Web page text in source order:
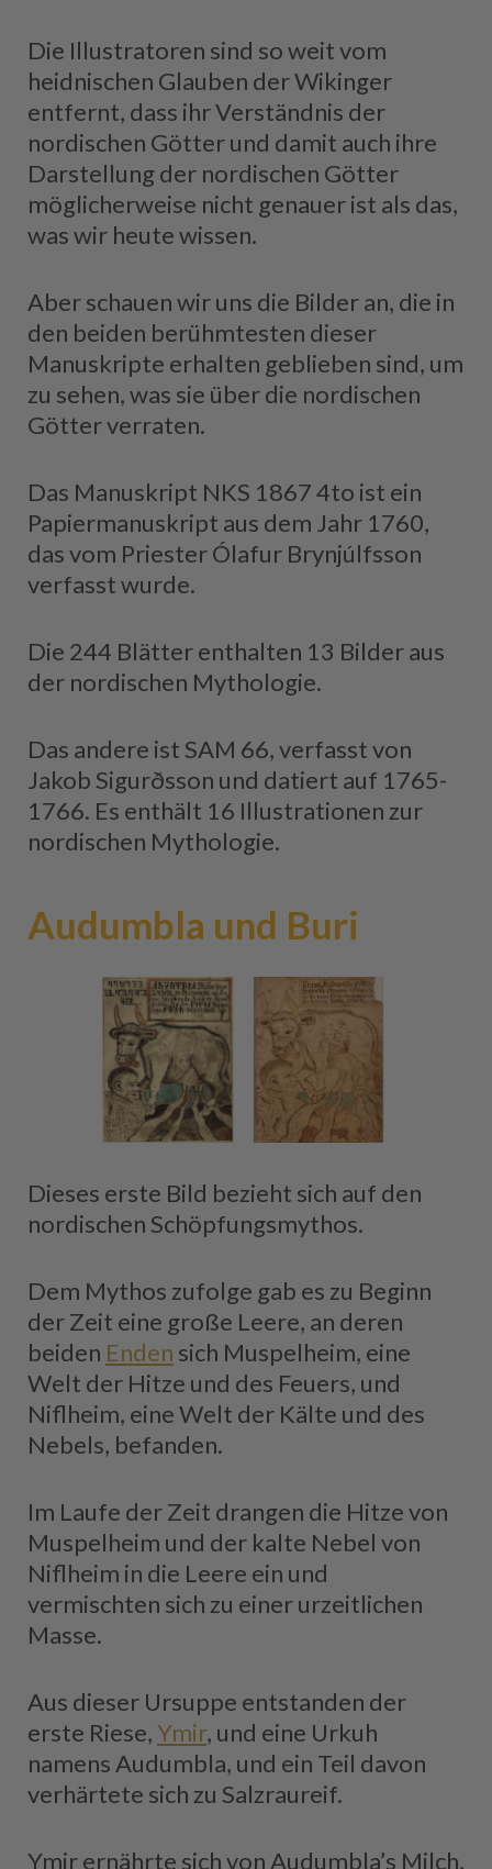
Die Illustratoren sind so weit vom
heidnischen Glauben der Wikinger
entfernt, dass ihr Verständnis der
nordischen Götter und damit auch ihre
Darstellung der nordischen Götter
möglicherweise nicht genauer ist als das,
was wir heute wissen.
Aber schauen wir uns die Bilder an, die in
den beiden berühmtesten dieser
Manuskripte erhalten geblieben sind, um
zu sehen, was sie über die nordischen
Götter verraten.
Das Manuskript NKS 1867 4to ist ein
Papiermanuskript aus dem Jahr 1760,
das vom Priester Ólafur Brynjúlfsson
verfasst wurde.
Die 244 Blätter enthalten 13 Bilder aus
der nordischen Mythologie.
Das andere ist SAM 66, verfasst von
Jakob Sigurðsson und datiert auf 1765-
1766. Es enthält 16 Illustrationen zur
nordischen Mythologie.
Audumbla und Buri
Dieses erste Bild bezieht sich auf den
nordischen Schöpfungsmythos.
Dem Mythos zufolge gab es zu Beginn
der Zeit eine große Leere, an deren
beiden Enden sich Muspelheim, eine
Welt der Hitze und des Feuers, und
Niflheim, eine Welt der Kälte und des
Nebels, befanden.
Im Laufe der Zeit drangen die Hitze von
Muspelheim und der kalte Nebel von
Niflheim in die Leere ein und
vermischten sich zu einer urzeitlichen
Masse.
Aus dieser Ursuppe entstanden der
erste Riese,Ymir, und eine Urkuh
namens Audumbla, und ein Teil davon
verhärtete sich zu Salzraureif.
Ymir ernährte sich von Audumbla’s Milch,